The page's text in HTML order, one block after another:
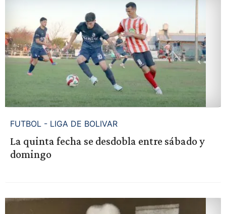
FUTBOL - LIGA DE BOLIVAR
La quinta fecha se desdobla entre sábado y
domingo